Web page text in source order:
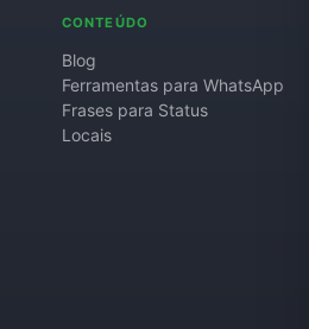
CONTEÚDO
Blog
Ferramentas para WhatsApp
Frases para Status
Locais